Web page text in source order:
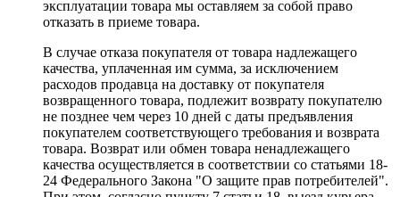
эксплуатации товара мы оставляем за собой право
отказать в приеме товара.
В случае отказа покупателя от товара надлежащего
качества, уплаченная им сумма, за исключением
расходов продавца на доставку от покупателя
возвращенного товара, подлежит возврату покупателю
не позднее чем через 10 дней с даты предъявления
покупателем соответствующего требования и возврата
товара. Возврат или обмен товара ненадлежащего
качества осуществляется в соответствии со статьями 18-
24 Федерального Закона "О защите прав потребителей".